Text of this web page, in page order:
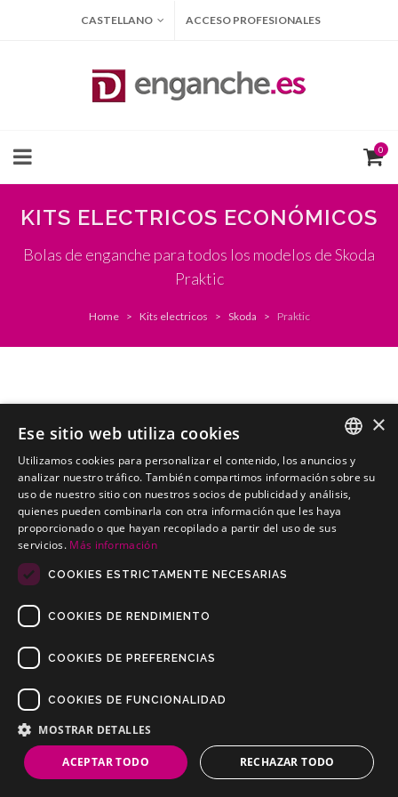
CASTELLANO ACCESO PROFESIONALES
0
KITS ELECTRICOS ECONÓMICOS
Bolas de enganche para todos los modelos de Skoda
Praktic
Home Kits electricos Skoda Praktic
SKODA Praktic Furgoneta
Kits electricos económicos para SKODA Praktic Furgoneta
Copyrights © 2019 Todos los Derechos Reservados Dilusur, S.L.
Condiciones de Venta /
Política de Privacidad
/Política de Cookies
SPANISH
PORTUGUESE
×
Ese sitio web utiliza cookies
Utilizamos cookies para personalizar el contenido, los anuncios y
analizar nuestro tráfico. También compartimos información sobre su
uso de nuestro sitio con nuestros socios de publicidad y análisis,
quienes pueden combinarla con otra información que les haya
proporcionado o que hayan recopilado a partir del uso de sus
servicios. Más información
COOKIES ESTRICTAMENTE NECESARIAS
COOKIES DE RENDIMIENTO
COOKIES DE PREFERENCIAS
COOKIES DE FUNCIONALIDAD
MOSTRAR DETALLES
ACEPTAR TODO RECHAZAR TODO